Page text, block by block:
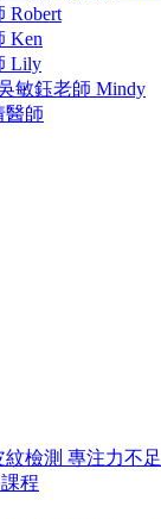
Robert
Ken
Lily
敏鈺老師 Mindy
醫師
紋檢測 專注力不足
程